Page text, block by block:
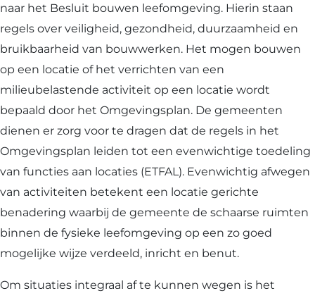
naar het Besluit bouwen leefomgeving. Hierin staan
regels over veiligheid, gezondheid, duurzaamheid en
bruikbaarheid van bouwwerken. Het mogen bouwen
op een locatie of het verrichten van een
milieubelastende activiteit op een locatie wordt
bepaald door het Omgevingsplan. De gemeenten
dienen er zorg voor te dragen dat de regels in het
Omgevingsplan leiden tot een evenwichtige toedeling
van functies aan locaties (ETFAL). Evenwichtig afwegen
van activiteiten betekent een locatie gerichte
benadering waarbij de gemeente de schaarse ruimten
binnen de fysieke leefomgeving op een zo goed
mogelijke wijze verdeeld, inricht en benut.
Om situaties integraal af te kunnen wegen is het